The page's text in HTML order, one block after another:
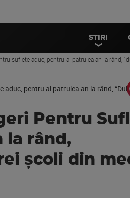
STIRI
suflete aduc, pentru al patrulea an la rând,
Pentru
la rând,
școli din